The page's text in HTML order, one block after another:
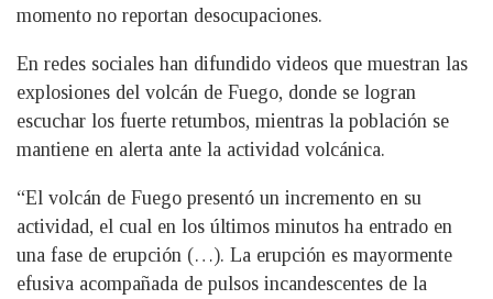
momento no reportan desocupaciones.
En redes sociales han difundido videos que muestran las
explosiones del volcán de Fuego, donde se logran
escuchar los fuerte retumbos, mientras la población se
mantiene en alerta ante la actividad volcánica.
“El volcán de Fuego presentó un incremento en su
actividad, el cual en los últimos minutos ha entrado en
una fase de erupción (…). La erupción es mayormente
efusiva acompañada de pulsos incandescentes de la